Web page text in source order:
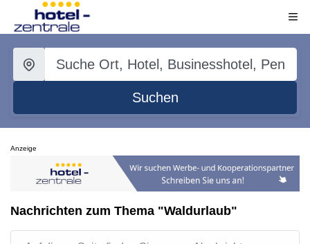
Suchen
Anzeige
Nachrichten zum Thema "Waldurlaub"